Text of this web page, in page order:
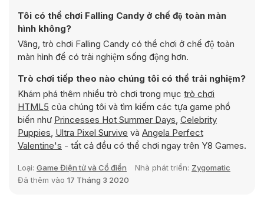
Tôi có thể chơi Falling Candy ở chế độ toàn màn
hình không?
Vâng, trò chơi Falling Candy có thể chơi ở chế độ toàn
màn hình để có trải nghiệm sống động hơn.
Trò chơi tiếp theo nào chúng tôi có thể trải nghiệm?
Khám phá thêm nhiều trò chơi trong mục trò chơi
HTML5 của chúng tôi và tìm kiếm các tựa game phổ
biến như Princesses Hot Summer Days, Celebrity
Puppies, Ultra Pixel Survive và Angela Perfect
Valentine's - tất cả đều có thể chơi ngay trên Y8 Games.
Loại: Game Điện tử và Cổ điển Nhà phát triển: Zygomatic
Đã thêm vào 17 Tháng 3 2020